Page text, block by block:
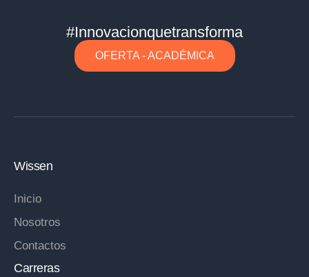
#Innovacionquetransforma
OFERTA - ACADÉMICA
Wissen
Inicio
Nosotros
Contactos
Carreras